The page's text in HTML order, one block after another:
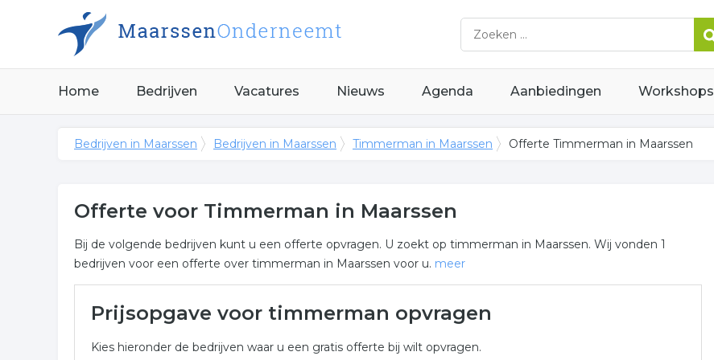
Home Bedrijven Vacatures Nieuws Agenda Aanbiedingen Workshops
Bedrijven in Maarssen Bedrijven in Maarssen Timmerman in Maarssen Offerte Timmerman in Maarssen
Offerte voor Timmerman in Maarssen
Bij de volgende bedrijven kunt u een offerte opvragen. U zoekt op timmerman in Maarssen. Wij vonden 1
bedrijven voor een offerte over timmerman in Maarssen voor u. meer
voor een vrijblijvende aanvraag.
Prijsopgave voor timmerman opvragen
Kies hieronder de bedrijven waar u een gratis offerte bij wilt opvragen.